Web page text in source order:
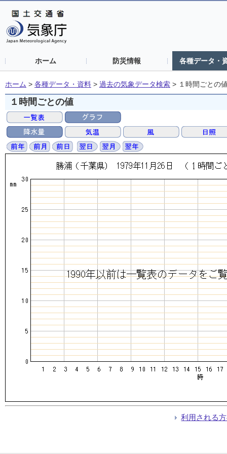
ホーム 防災情報 各種データ・
ホーム > 各種データ・資料 > 過去の気象データ検索 > １時間ごとの
１時間ごとの値
利用される